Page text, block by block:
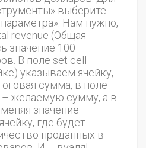
выберите
Нам нужно,
revenue (Общая
значение 100
В поле set cell
указываем ячейку,
сумма, в поле
– желаемую сумму, а в
значение
где будет
проданных в